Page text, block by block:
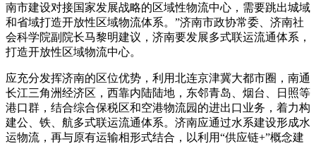
南市建设对接国家发展战略的区域性物流中心，需要跳出城域
和省域打造开放性区域物流体系。”济南市政协常委、济南社
会科学院副院长马黎明建议，济南要发展多式联运流通体系，
打造开放性区域物流中心。
应充分发挥济南的区位优势，利用北连京津冀大都市圈，南通
长江三角洲经济区，西靠内陆陆地，东邻青岛、烟台、日照等
港口群，结合综合保税区和空港物流园的进出口业务，着力构
建公、铁、航多式联运流通体系。济南应通过水系建设形成水
运物流，再与原有运输相形式结合，以利用“供应链+”概念建